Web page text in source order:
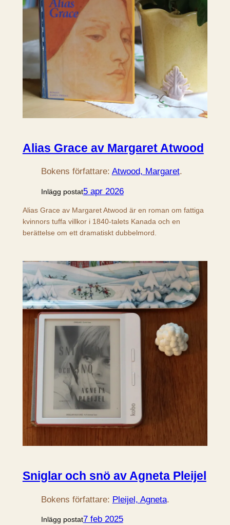
Alias Grace av Margaret Atwood
Bokens författare: Atwood, Margaret.
Inlägg postat5 apr 2026
Alias Grace av Margaret Atwood är en roman om fattiga
kvinnors tuffa villkor i 1840-talets Kanada och en
berättelse om ett dramatiskt dubbelmord.
Sniglar och snö av Agneta Pleijel
Bokens författare: Pleijel, Agneta.
Inlägg postat7 feb 2025